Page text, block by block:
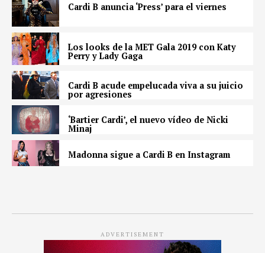
Cardi B anuncia ‘Press’ para el viernes
Los looks de la MET Gala 2019 con Katy
Perry y Lady Gaga
Cardi B acude empelucada viva a su juicio
por agresiones
‘Bartier Cardi’, el nuevo vídeo de Nicki
Minaj
Madonna sigue a Cardi B en Instagram
ADVERTISEMENT